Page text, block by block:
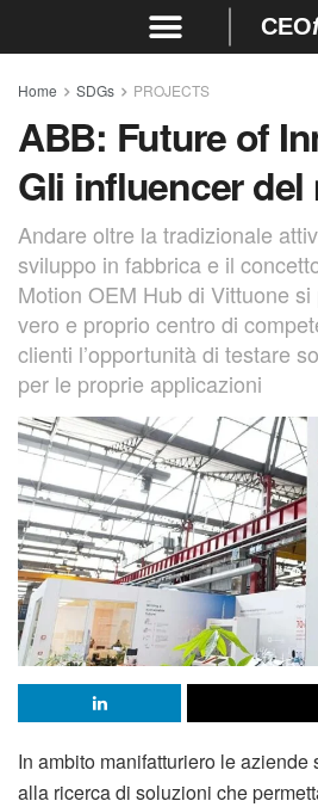
CEO
Home SDGs PROJECTS
ABB: Future of
Gli influencer
Andare oltre la tradizionale
sviluppo in fabbrica e il
Motion OEM Hub di Vittuone
vero e proprio centro di
clienti l’opportunità di testare
per le proprie applicazioni
In ambito manifatturiero le aziende
alla ricerca di soluzioni che